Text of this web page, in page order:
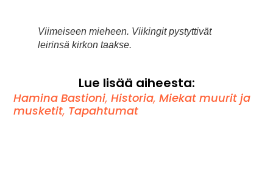
Viimeiseen mieheen. Viikingit pystyttivät
leirinsä kirkon taakse.
Lue lisää aiheesta:
Hamina Bastioni,Historia,Miekat muurit ja
musketit, Tapahtumat